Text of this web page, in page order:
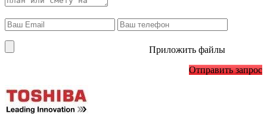
Приложить файлы
Отправить запрос